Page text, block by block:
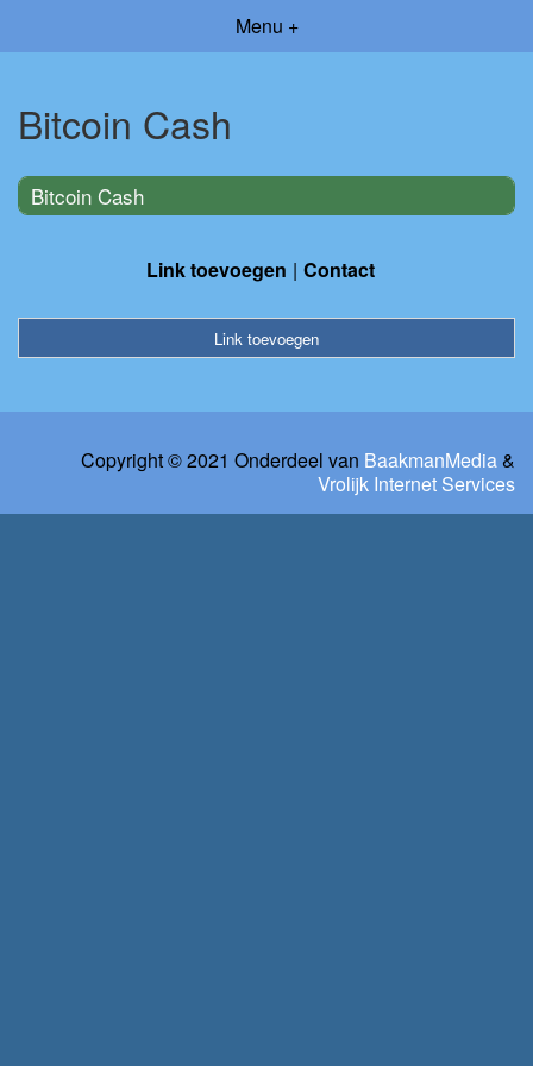
Menu +
Bitcoin Cash
Bitcoin Cash
Link toevoegen Contact
Link toevoegen
Copyright © 2021 Onderdeel van BaakmanMedia&
Vrolijk Internet Services